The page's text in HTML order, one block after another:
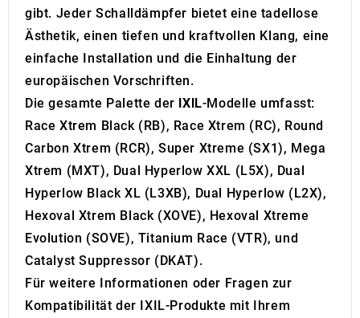
gibt. Jeder Schalldämpfer bietet eine tadellose
Ästhetik, einen tiefen und kraftvollen Klang, eine
einfache Installation und die Einhaltung der
europäischen Vorschriften.
Die gesamte Palette der IXIL-Modelle umfasst:
Race Xtrem Black (RB), Race Xtrem (RC), Round
Carbon Xtrem (RCR), Super Xtreme (SX1), Mega
Xtrem (MXT), Dual Hyperlow XXL (L5X), Dual
Hyperlow Black XL (L3XB), Dual Hyperlow (L2X),
Hexoval Xtrem Black (XOVE), Hexoval Xtreme
Evolution (SOVE), Titanium Race (VTR), und
Catalyst Suppressor (DKAT).
Für weitere Informationen oder Fragen zur
Kompatibilität der IXIL-Produkte mit Ihrem